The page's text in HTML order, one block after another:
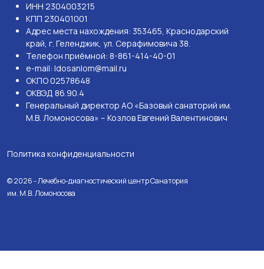
ИНН 2304003215
КПП 230401001
Адрес места нахождения: 353465, Краснодарский
край, г. Геленджик, ул. Серафимовича 38.
Телефон приёмной: 8-861-414-40-01
e-mail: ldosanlom@mail.ru
ОКПО 02578648
ОКВЭД 86.90.4
Генеральный директор АО «Базовый санаторий им.
М.В. Ломоносова» – Козлов Евгений Валентинович
Политика конфиденциальности
© 2026 - Лечебно-диагностический центр Санатория
им. М.В. Ломоносова